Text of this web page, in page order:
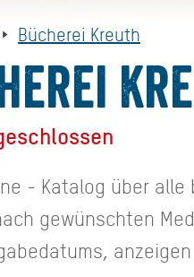
Bücherei Kreuth
- Katalog über
gewünschten
anzeigen